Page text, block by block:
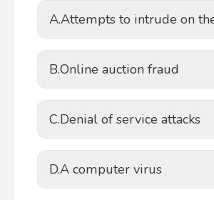
A.Attempts to intrude on
B.Online auction fraud
C.Denial of service attacks
D.A computer virus